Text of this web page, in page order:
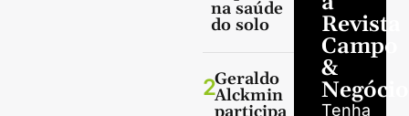
na saúde
do solo
2Geraldo
Alckmin
Revista
Campo
&
Tenha